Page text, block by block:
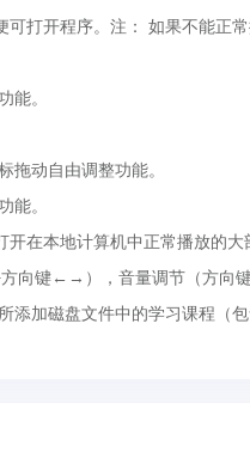
打开程序。注： 如果不能正
。
动自由调整功能。
。
在本地计算机中正常播放的大
向键←→），音量调节（方向键
加磁盘文件中的学习课程（